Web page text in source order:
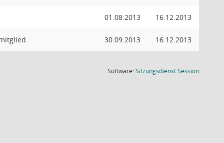
01.08.2013 16.12.2013
30.09.2013 16.12.2013
Software:SitzungsdienstSession(Wird in